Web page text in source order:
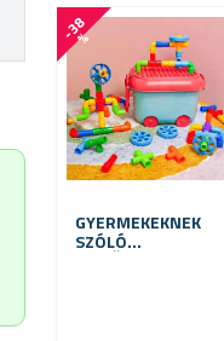
-
3
8
%
GYERMEKEKNEK
SZÓLÓ